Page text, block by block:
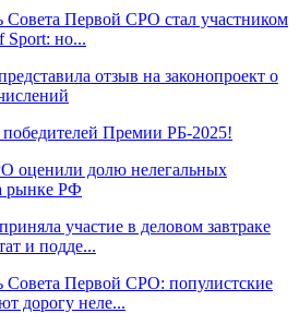
Совета Первой СРО стал участником
Sport: но...
отзыв на законопроект о
победителей Премии РБ-2025!
оценили долю нелегальных
рынке РФ
участие в деловом завтраке
и подде...
Совета Первой СРО: популистские
дорогу неле...